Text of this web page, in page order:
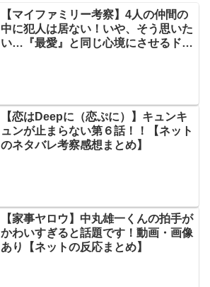
【マイファミリー考察】4人の仲間の
中に犯人は居ない！いや、そう思いた
い…『最愛』と同じ心境にさせるドラ
【恋はDeepに（恋ぷに）】キュンキ
ュンが止まらない第６話！！【ネット
のネタバレ考察感想まとめ】
【家事ヤロウ】中丸雄一くんの拍手が
かわいすぎると話題です！動画・画像
あり【ネットの反応まとめ】